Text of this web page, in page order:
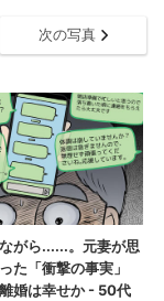
次の写真